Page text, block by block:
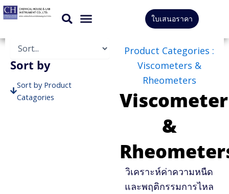
Skip
to
content
ใบเสนอราคา
Sort by
Sort by Product
Catagories
Product Categories :
Viscometers &
Rheometers
&
วิเคราะห์ค่าความหนืด
และพฤติกรรมการไหล